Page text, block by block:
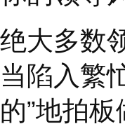
功的主
是可以
你的领